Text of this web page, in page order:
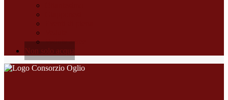
Vedute aeree
Non solo acqua